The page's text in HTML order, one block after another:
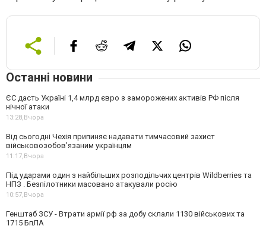
Останні новини
ЄС дасть Україні 1,4 млрд євро з заморожених активів РФ після
нічної атаки
13:28, Вчора
Від сьогодні Чехія припиняє надавати тимчасовий захист
військовозобов’язаним українцям
11:17, Вчора
Під ударами один з найбільших розподільчих центрів Wildberries та
НПЗ . Безпілотники масовано атакували росію
10:57, Вчора
Генштаб ЗСУ - Втрати армії рф за добу склали 1130 військових та
1715 БпЛА